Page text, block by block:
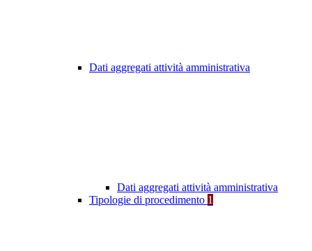
Dati aggregati attività amministrativa
Dati aggregati attività amministrativa
Tipologie di procedimento 1